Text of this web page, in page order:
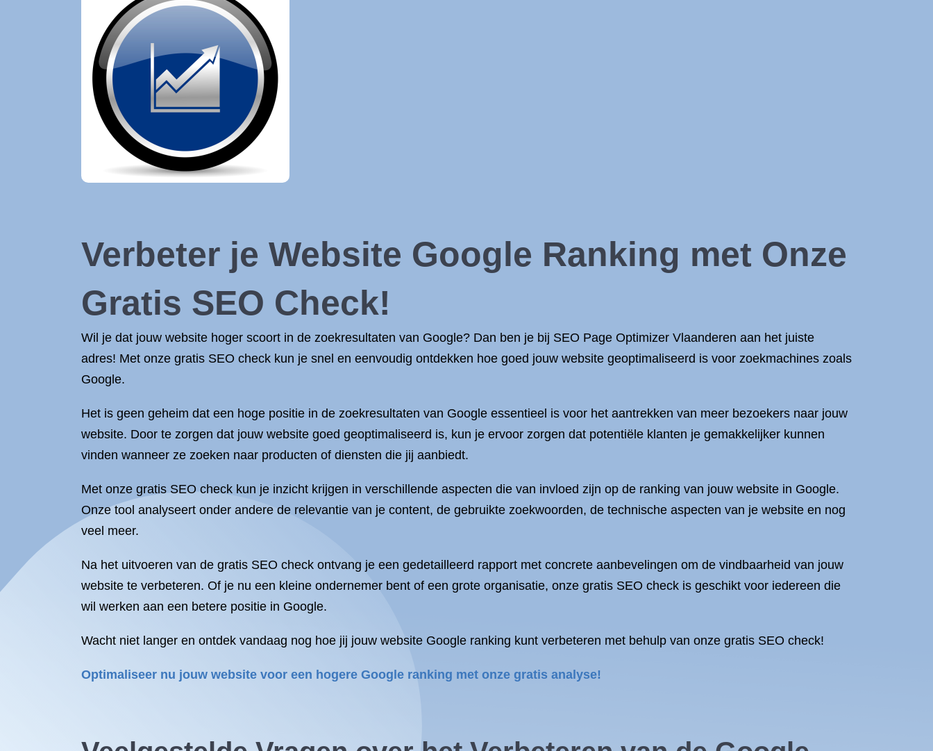
Verbeter je Website Google Ranking met Onze
Gratis SEO Check!
Wil je dat jouw website hoger scoort in de zoekresultaten van Google? Dan ben je bij SEO Page Optimizer Vlaanderen aan het juiste
adres! Met onze gratis SEO check kun je snel en eenvoudig ontdekken hoe goed jouw website geoptimaliseerd is voor zoekmachines zoals
Google.
Het is geen geheim dat een hoge positie in de zoekresultaten van Google essentieel is voor het aantrekken van meer bezoekers naar jouw
website. Door te zorgen dat jouw website goed geoptimaliseerd is, kun je ervoor zorgen dat potentiële klanten je gemakkelijker kunnen
vinden wanneer ze zoeken naar producten of diensten die jij aanbiedt.
Met onze gratis SEO check kun je inzicht krijgen in verschillende aspecten die van invloed zijn op de ranking van jouw website in Google.
Onze tool analyseert onder andere de relevantie van je content, de gebruikte zoekwoorden, de technische aspecten van je website en nog
veel meer.
Na het uitvoeren van de gratis SEO check ontvang je een gedetailleerd rapport met concrete aanbevelingen om de vindbaarheid van jouw
website te verbeteren. Of je nu een kleine ondernemer bent of een grote organisatie, onze gratis SEO check is geschikt voor iedereen die
wil werken aan een betere positie in Google.
Wacht niet langer en ontdek vandaag nog hoe jij jouw website Google ranking kunt verbeteren met behulp van onze gratis SEO check!
Optimaliseer nu jouw website voor een hogere Google ranking met onze gratis analyse!